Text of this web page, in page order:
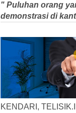
" Puluhan orang
demonstrasi di
KENDARI,